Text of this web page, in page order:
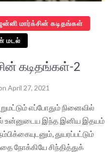
மார்க்சின் கடிதங்கள்
மடல்
கடிதங்கள்-2
April 27, 2021
எப்போதும் நினைவில்
உன்னுடைய இந்த இனிய இதயம்
துயரப்பட்டும்
நோக்கியே சிந்தித்துக்